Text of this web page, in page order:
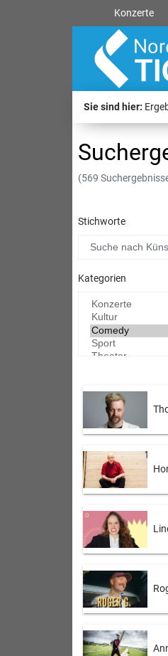
Konzerte
Sie sind hier:
(569
Stichworte
Kategorien